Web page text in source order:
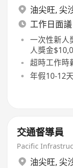
油尖旺, 尖
工作日面議
一次性新人
人獎金
超時工作時
年假10-12
交通督導員
Pacific
油尖旺, 尖